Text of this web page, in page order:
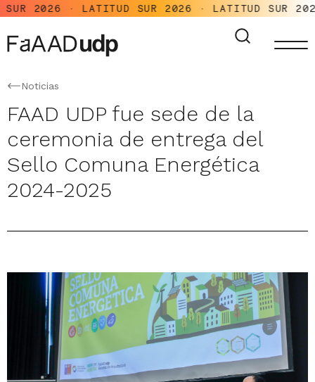
2026 · LATITUD SUR 2026 · LATITUD SUR
Noticias
FAAD UDP fue sede de la
ceremonia de entrega del
Sello Comuna Energética
2024-2025